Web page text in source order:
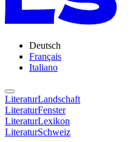
Deutsch
Français
Italiano
LiteraturLandschaft
LiteraturFenster
LiteraturLexikon
LiteraturSchweiz